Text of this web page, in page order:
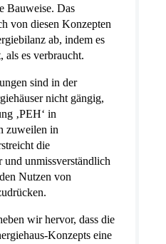
Bauweise. Das
von diesen Konzepten
ab, indem es
als es verbraucht.
sind in der
nicht gängig,
‚PEH‘ in
zuweilen in
die
unmissverständlich
Nutzen von
wir hervor, dass die
Konzepts eine